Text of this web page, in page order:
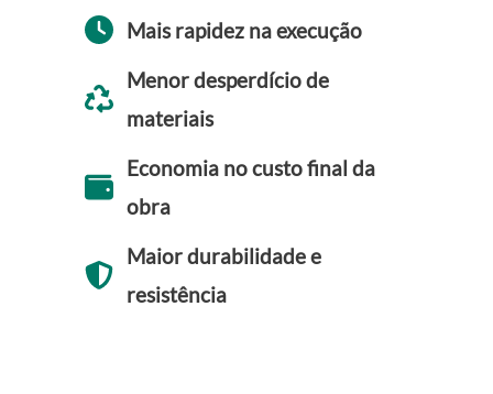
Mais rapidez na execução
Menor desperdício de
materiais
Economia no custo final da
obra
Maior durabilidade e
resistência